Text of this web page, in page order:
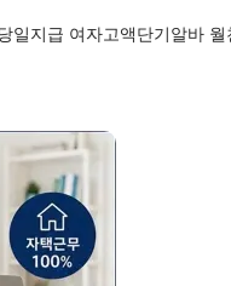
일지급 여자고액단기알바